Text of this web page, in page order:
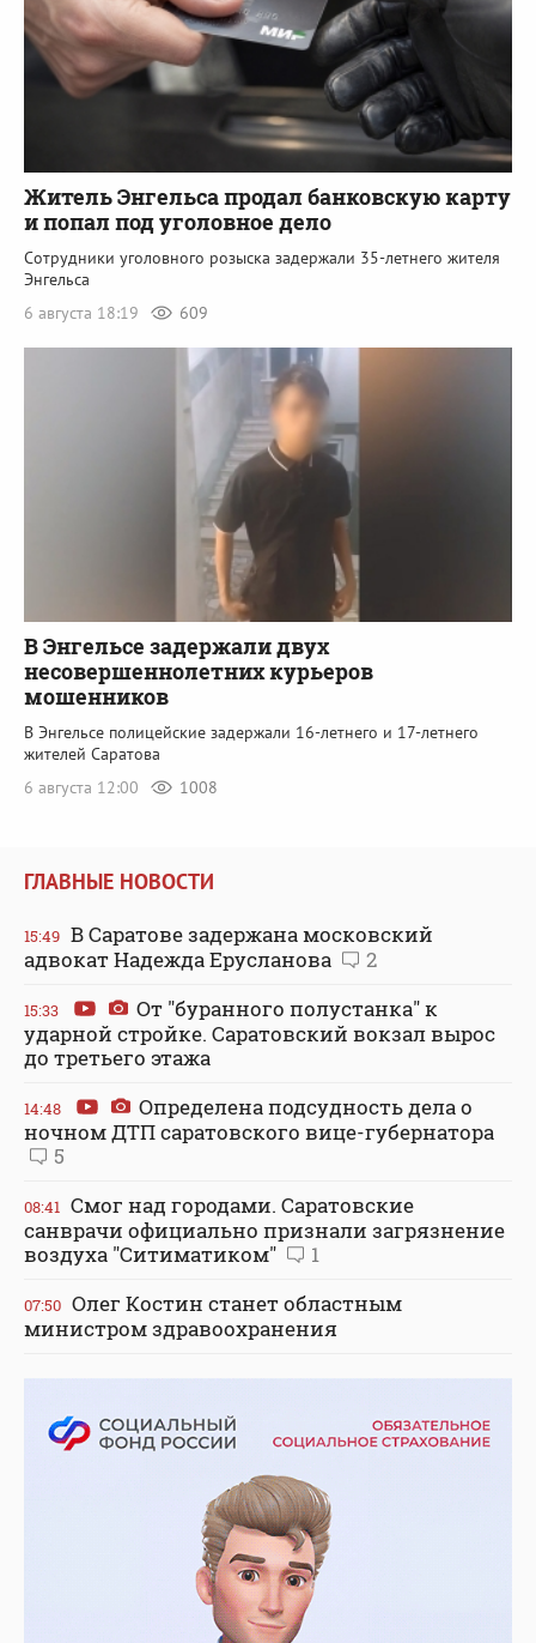
Житель Энгельса продал банковскую карту
и попал под уголовное дело
Сотрудники уголовного розыска задержали 35-летнего жителя
Энгельса
6 августа 18:19
609
В Энгельсе задержали двух
несовершеннолетних курьеров
мошенников
В Энгельсе полицейские задержали 16-летнего и 17-летнего
жителей Саратова
6 августа 12:00
1008
ГЛАВНЫЕ НОВОСТИ
15:49 В Саратове задержана московский
адвокат Надежда Ерусланова
2
15:33
От "буранного полустанка" к
ударной стройке. Саратовский вокзал вырос
до третьего этажа
14:48
Определена подсудность дела о
ночном ДТП саратовского вице-губернатора
5
08:41 Смог над городами. Саратовские
санврачи официально признали загрязнение
воздуха "Ситиматиком"
1
07:50 Олег Костин станет областным
министром здравоохранения